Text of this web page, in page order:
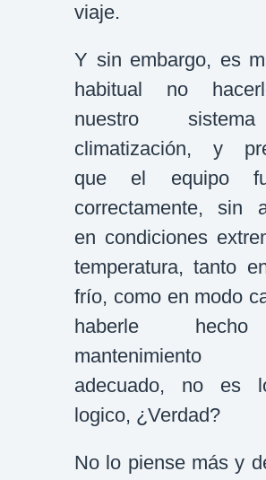
viaje.
Y sin embargo, es
habitual no
nuestro
climatización, y
que el equipo
correctamente, sin
en condiciones
temperatura, tanto
frío, como en modo
haberle
mantenimiento
adecuado, no es
logico, ¿Verdad?
No lo piense más y